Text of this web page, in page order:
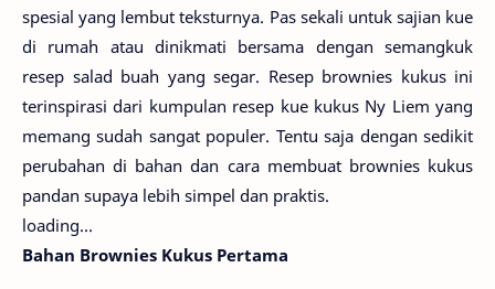
spesial yang lembut teksturnya. Pas sekali untuk sajian kue
di rumah atau dinikmati bersama dengan semangkuk
resep salad buah yang segar. Resep brownies kukus ini
terinspirasi dari kumpulan resep kue kukus Ny Liem yang
memang sudah sangat populer. Tentu saja dengan sedikit
perubahan di bahan dan cara membuat brownies kukus
pandan supaya lebih simpel dan praktis.
loading...
Bahan Brownies Kukus Pertama